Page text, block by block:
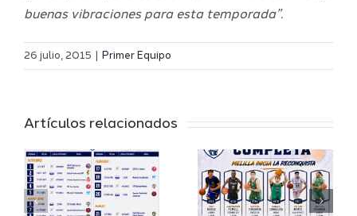
buenas vibraciones para esta temporada”.
26 julio, 2015 Primer Equipo
Artículos relacionados
El Melilla
del
completa
su
Definidos
Copa
España